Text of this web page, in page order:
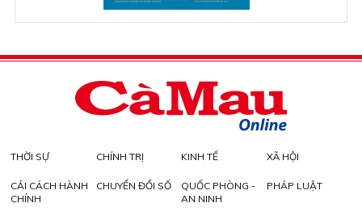
THỜI SỰ CHÍNH TRỊ KINH TẾ XÃ HỘI
CẢI CÁCH HÀNH
CHÍNH
CHUYỂN ĐỔI SỐ
QUỐC PHÒNG -
AN NINH
PHÁP LUẬT